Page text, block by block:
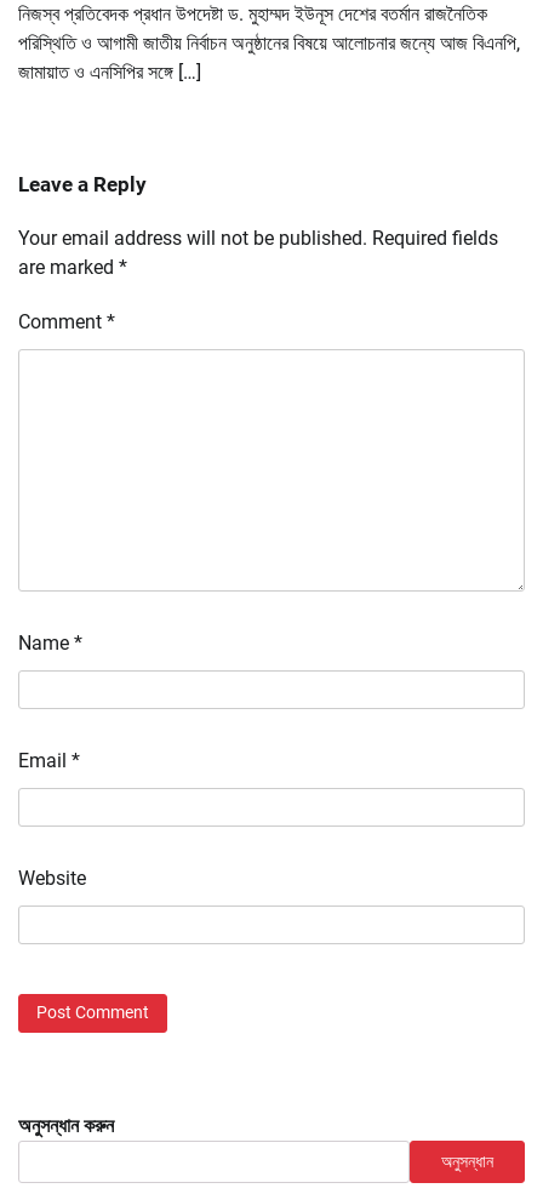
নিজস্ব প্রতিবেদক প্রধান উপদেষ্টা ড. মুহাম্মদ ইউনূস দেশের বতর্মান রাজনৈতিক
পরিস্থিতি ও আগামী জাতীয় নির্বাচন অনুষ্ঠানের বিষয়ে আলোচনার জন্যে আজ বিএনপি,
জামায়াত ও এনসিপির সঙ্গে […]
Leave a Reply
Your email address will not be published. Required fields
are marked *
Comment *
Name *
Email *
Website
অনুসন্ধান করুন
অনুসন্ধান